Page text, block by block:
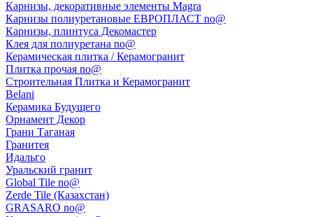
Карнизы, декоративные элементы Magra
Карнизы полиуретановые ЕВРОПЛАСТ no@
Карнизы, плинтуса Декомастер
Клея для полиуретана no@
Керамическая плитка / Керамогранит
Плитка прочая no@
Строительная Плитка и Керамогранит
Belani
Керамика Будущего
Орнамент Декор
Грани Таганая
Гранитея
Идальго
Уральский гранит
Global Tile no@
Zerde Tile (Казахстан)
GRASARO no@